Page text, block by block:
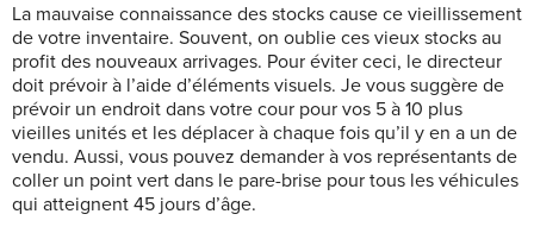
La mauvaise connaissance des stocks cause ce vieillissement
de votre inventaire. Souvent, on oublie ces vieux stocks au
profit des nouveaux arrivages. Pour éviter ceci, le directeur
doit prévoir à l’aide d’éléments visuels. Je vous suggère de
prévoir un endroit dans votre cour pour vos 5 à 10 plus
vieilles unités et les déplacer à chaque fois qu’il y en a un de
vendu. Aussi, vous pouvez demander à vos représentants de
coller un point vert dans le pare-brise pour tous les véhicules
qui atteignent 45 jours d’âge.